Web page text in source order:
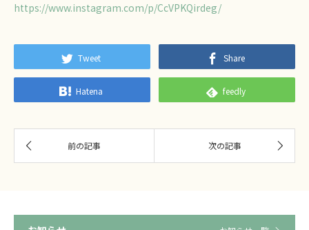
https://www.instagram.com/p/CcVPKQirdeg/
Tweet Share
Hatena feedly